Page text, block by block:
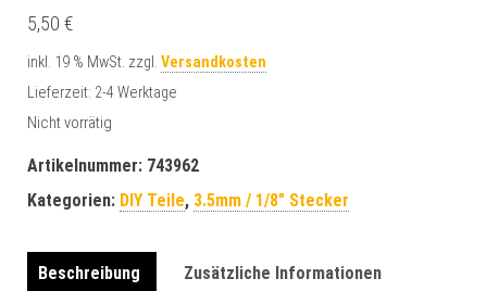
5,50 €
inkl. 19 % MwSt. zzgl. Versandkosten
Lieferzeit: 2-4 Werktage
Nicht vorrätig
Artikelnummer: 743962
Kategorien: DIY Teile, 3.5mm / 1/8" Stecker
Beschreibung Zusätzliche Informationen